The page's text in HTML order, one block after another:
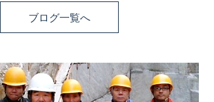
ブログ一覧へ